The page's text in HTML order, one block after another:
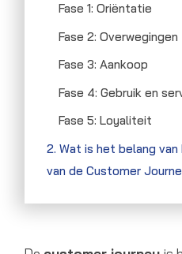
Fase 1: Oriëntatie
Fase 2: Overwegingen
Fase 3: Aankoop
Fase 4: Gebruik en
Fase 5: Loyaliteit
2. Wat is het belang
van de Customer